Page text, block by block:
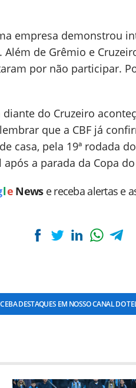
empresa demonstrou
de Grêmio e
por não participar.
do Cruzeiro
que a CBF já
casa, pela 19ª rodada
a parada da Copa
le News e receba alertas e
DESTAQUES EM NOSSO CANAL DO